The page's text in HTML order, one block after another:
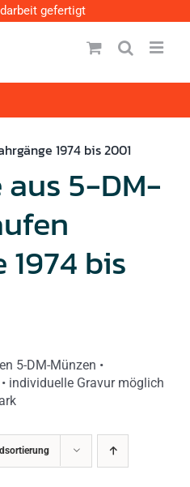
gefertigt
1974 bis 2001
5-DM-
bis
5-DM-Münzen •
individuelle Gravur möglich